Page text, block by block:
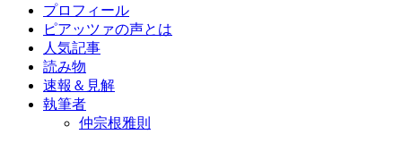
プロフィール
ピアッツァの声とは
人気記事
読み物
速報＆見解
執筆者
仲宗根雅則